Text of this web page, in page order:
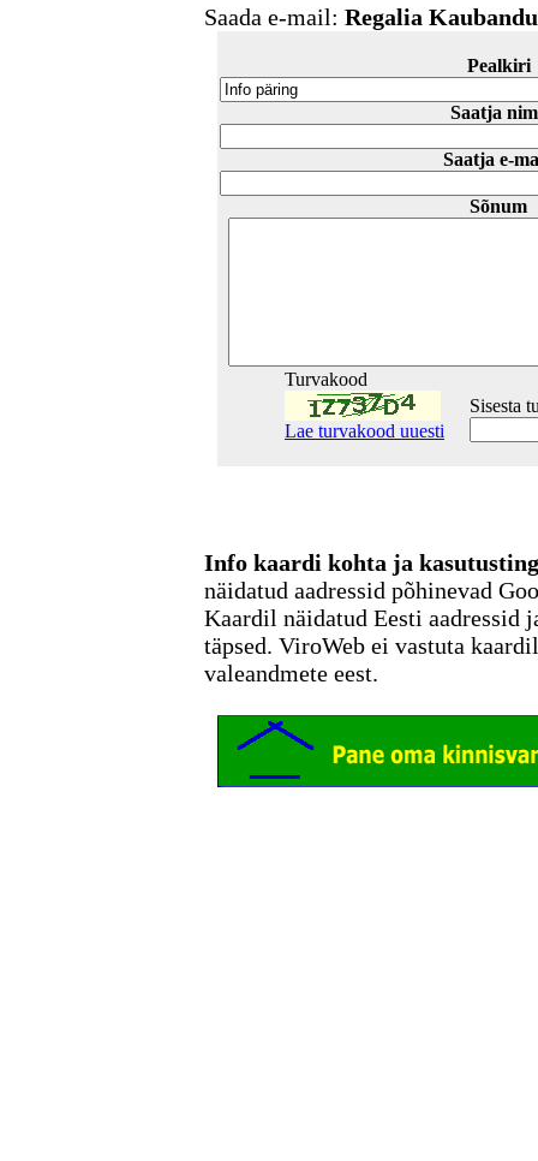
Saada e-mail: Regalia
Pealkiri
Saatja
Saatja e-
Sõnum
Turvakood
Lae turvakood uuesti
Sisesta
Info kaardi kohta ja
näidatud aadressid põhinevad
Kaardil näidatud Eesti aadressid
täpsed. ViroWeb ei vastuta
valeandmete eest.